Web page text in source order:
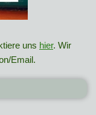
uns hier. Wir
Email.